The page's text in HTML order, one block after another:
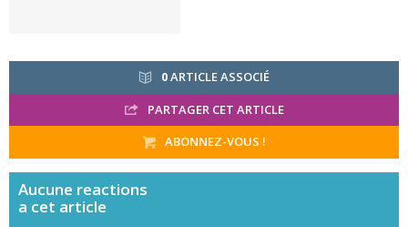
0ARTICLE ASSOCIÉ
PARTAGER CET ARTICLE
ABONNEZ-VOUS !
Aucune reactions
a cet article